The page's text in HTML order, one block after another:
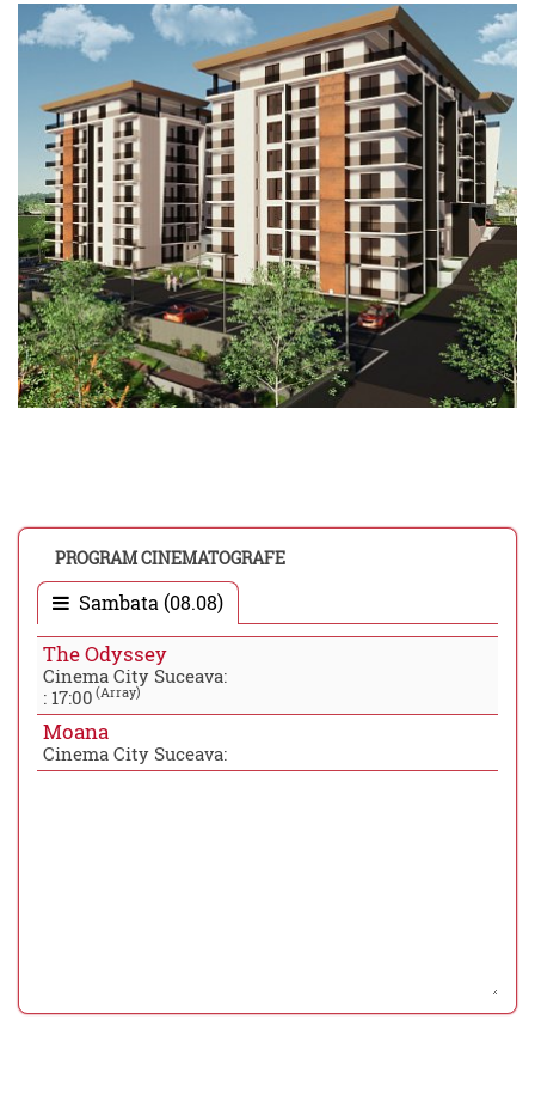
PROGRAM CINEMATOGRAFE
Sambata (08.08)
The Odyssey
Cinema City Suceava:
: 17:00 (Array)
Moana
Cinema City Suceava: